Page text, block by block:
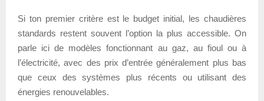
Si ton premier critère est le budget initial, les chaudières
standards restent souvent l’option la plus accessible. On
parle ici de modèles fonctionnant au gaz, au fioul ou à
l’électricité, avec des prix d’entrée généralement plus bas
que ceux des systèmes plus récents ou utilisant des
énergies renouvelables.